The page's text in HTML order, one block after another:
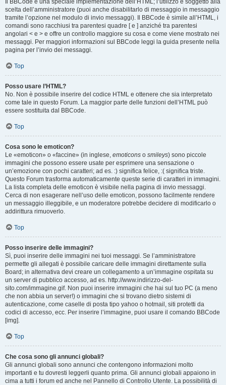
Il BBCode è una speciale implementazione dell’HTML; l’utilizzo è soggetto alla
scelta dell’amministratore (puoi anche disabilitarlo di messaggio in messaggio
tramite l’opzione nel modulo di invio messaggi). Il BBCode è simile all’HTML, i
comandi sono racchiusi tra parentesi quadre [ e ] anziché tra parentesi
angolari < e > e offre un controllo maggiore su cosa e come viene mostrato nei
messaggi. Per maggiori informazioni sul BBCode leggi la guida presente nella
pagina per l’invio dei messaggi.
Top
Posso usare l’HTML?
No. Non è possibile inserire del codice HTML e ottenere che sia interpretato
come tale in questo Forum. La maggior parte delle funzioni dell’HTML può
essere sostituita dal BBCode.
Top
Cosa sono le emoticon?
Le «emoticon» o «faccine» (in inglese, emoticons o smileys) sono piccole
immagini che possono essere usate per esprimere una sensazione o
un’emozione con pochi caratteri; ad es. :) significa felice, :( significa triste.
Questo Forum trasforma automaticamente queste serie di caratteri in immagini.
La lista completa delle emoticon è visibile nella pagina di invio messaggi.
Cerca di non esagerare nell’uso delle emoticon, possono facilmente rendere
un messaggio illeggibile, e un moderatore potrebbe decidere di modificarlo o
addirittura rimuoverlo.
Top
Posso inserire delle immagini?
Sì, puoi inserire delle immagini nei tuoi messaggi. Se l’amministratore
permette gli allegati è possibile caricare delle immagini direttamente sulla
Board; in alternativa devi creare un collegamento a un’immagine ospitata su
un server di pubblico accesso, ad es. http://www.indirizzo-del-
sito.com/immagine.gif. Non puoi inserire immagini che hai sul tuo PC (a meno
che non abbia un server!) o immagini che si trovano dietro sistemi di
autenticazione, come caselle di posta tipo yahoo o hotmail, siti protetti da
codici di accesso, ecc. Per inserire l’immagine, puoi usare il comando BBCode
[img].
Top
Che cosa sono gli annunci globali?
Gli annunci globali sono annunci che contengono informazioni molto
importanti e tu dovresti leggerli quanto prima. Gli annunci globali appaiono in
cima a tutti i forum ed anche nel Pannello di Controllo Utente. La possibilità di